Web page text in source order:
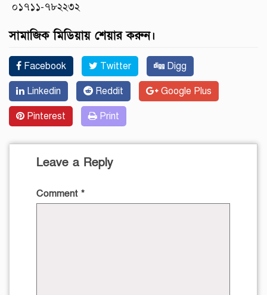
০১৭১১-৭৮২২৩২
সামাজিক মিডিয়ায় শেয়ার করুন।
Facebook Twitter Digg
Linkedin Reddit Google Plus
Pinterest Print
Leave a Reply
Comment *